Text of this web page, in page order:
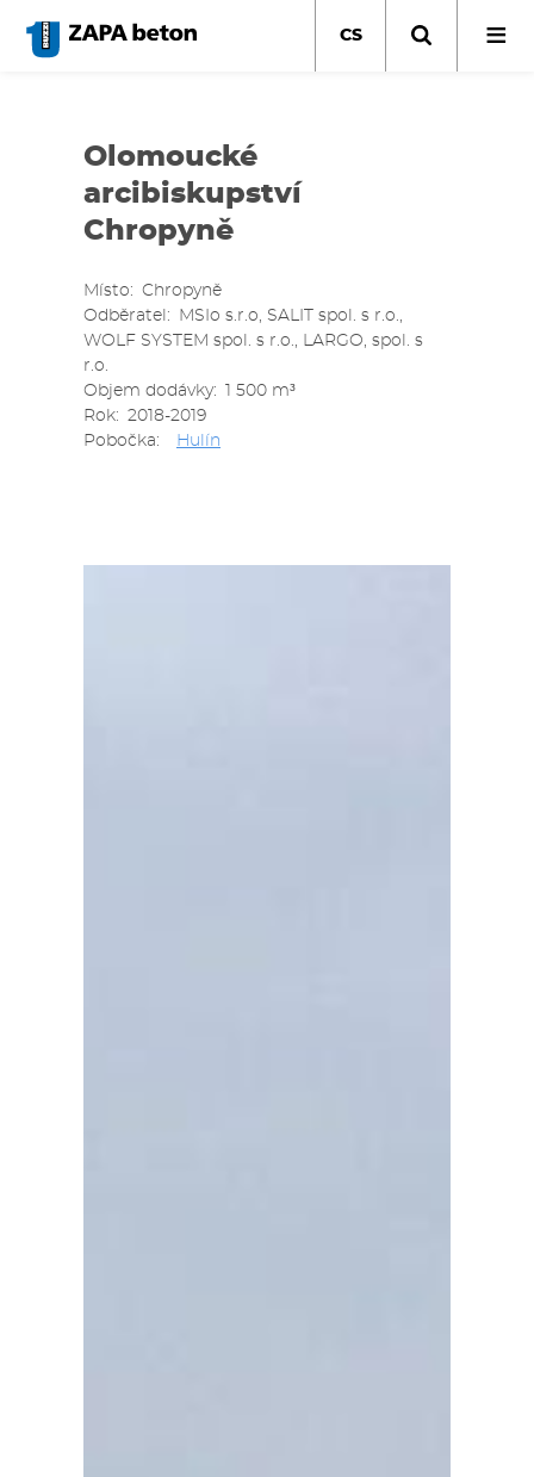
hlavnímu
CS
Olomoucké
arcibiskupství
Chropyně
Místo
Chropyně
Odběratel
MSIo s.r.o, SALIT spol. s r.o.,
WOLF SYSTEM spol. s r.o., LARGO, spol. s
r.o.
Objem dodávky
1 500 m³
Rok
2018-2019
Pobočka
Hulín